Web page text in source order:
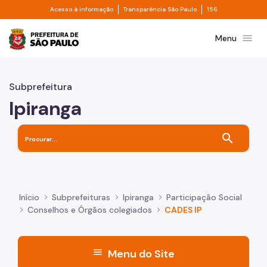
Pular para o Conteúdo principal
Acesso à informação Divisor de acesso à informação
Transparência São Paulo Divisor de
156
Prefeitura de São PauloMenu menu
Subprefeitura
Ipiranga
search
Início Subprefeituras Ipiranga
Participação Social
Conselhos e Órgãos colegiados
CADES IP
menu Menu do Site